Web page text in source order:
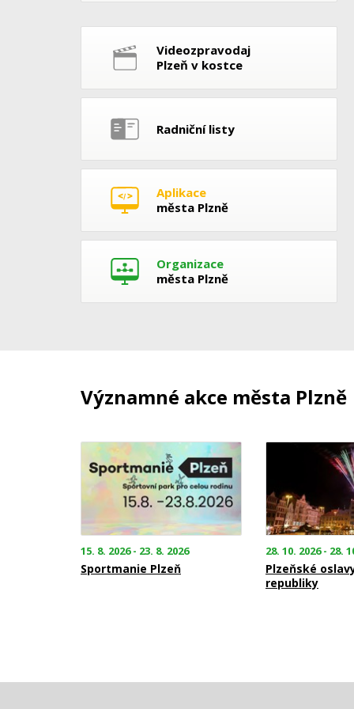
Videozpravodaj
Plzeň v kostce
Radniční listy
Aplikace
města Plzně
Organizace
města Plzně
Významné akce města Plzně
15. 8. 2026 - 23. 8. 2026
Sportmanie Plzeň
28. 10. 2026 - 28.
Plzeňské
republiky